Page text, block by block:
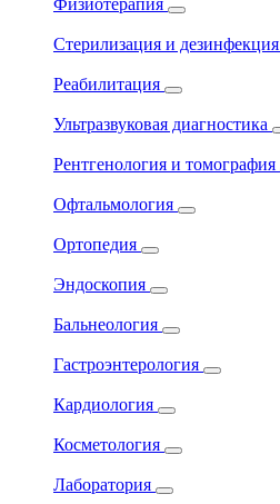
Физиотерапия
Стерилизация и дезинфекция
Реабилитация
Ультразвуковая диагностика
Рентгенология и томография
Офтальмология
Ортопедия
Эндоскопия
Бальнеология
Гастроэнтерология
Кардиология
Косметология
Лаборатория